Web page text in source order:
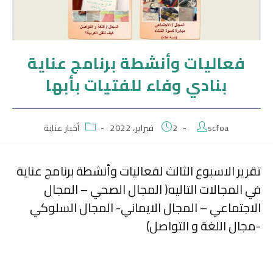
فعاليات وأنشطة برنامج عناية
بنادي وفاء للفتيات بأبها
scfoa 2 فبراير، 2022 أخبار عناية
تقرير الاسبوع الثالث لفعاليات وأنشطة برنامج عناية
في المجالات التاليه( المجال الصحي – المجال
الاجتماعي – المجال الايماني- المجال السلوكي
-مجال اللغة و التواصل)